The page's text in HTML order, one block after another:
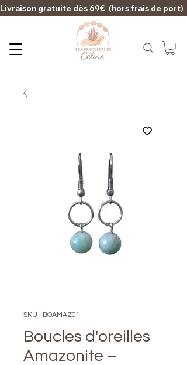
Livraison
SKU : BOAMAZ01
Boucles d'oreilles
Amazonite –